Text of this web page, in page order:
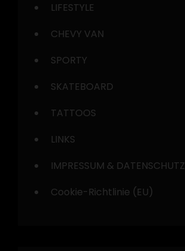
LIFESTYLE
CHEVY VAN
SPORTY
SKATEBOARD
TATTOOS
LINKS
IMPRESSUM & DATENSCHUTZ
Cookie-Richtlinie (EU)